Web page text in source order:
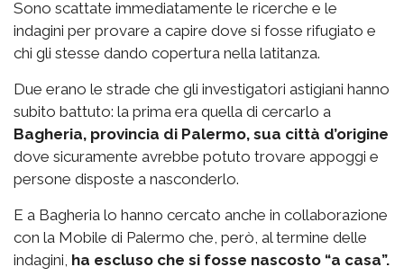
Sono scattate immediatamente le ricerche e le
indagini per provare a capire dove si fosse rifugiato e
chi gli stesse dando copertura nella latitanza.
Due erano le strade che gli investigatori astigiani hanno
subito battuto: la prima era quella di cercarlo a
Bagheria, provincia di Palermo, sua città d’origine
dove sicuramente avrebbe potuto trovare appoggi e
persone disposte a nasconderlo.
E a Bagheria lo hanno cercato anche in collaborazione
con la Mobile di Palermo che, però, al termine delle
indagini, ha escluso che si fosse nascosto “a casa”.